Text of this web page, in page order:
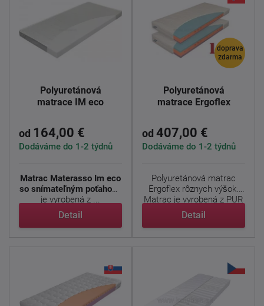
Polyuretánová
matrace IM eco
od 164,00 €
Dodáváme do 1-2 týdnů
Matrac Materasso Im eco
so snímateľným poťahom,
je vyrobená z ...
Detail
doprava
zdarma
Polyuretánová
matrace Ergoflex
od 407,00 €
Dodáváme do 1-2 týdnů
Polyuretánová matrac
Ergoflex rôznych výšok.
Matrac je vyrobená z PUR
...
Detail